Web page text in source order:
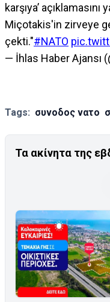
karşıya’
Miçotakis'in zirveye
çekti."#NATO
— İhlas Haber Ajansı
Tags: συνοδος νατο
Τα ακίνητα της